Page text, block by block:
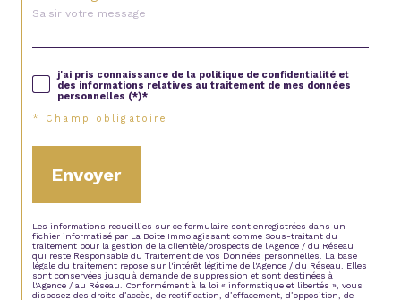
j'ai pris connaissance de la politique de confidentialité et
des informations relatives au traitement de mes données
personnelles (*)*
* Champ obligatoire
Envoyer
Les informations recueillies sur ce formulaire sont enregistrées dans un
fichier informatisé par La Boite Immo agissant comme Sous-traitant du
traitement pour la gestion de la clientèle/prospects de l'Agence / du Réseau
qui reste Responsable du Traitement de vos Données personnelles. La base
légale du traitement repose sur l'intérêt légitime de l'Agence / du Réseau. Elles
sont conservées jusqu'à demande de suppression et sont destinées à
l'Agence / au Réseau. Conformément à la loi « informatique et libertés », vous
disposez des droits d’accès, de rectification, d’effacement, d’opposition, de